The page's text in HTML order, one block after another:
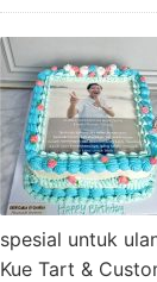
spesial untuk
Kue Tart &